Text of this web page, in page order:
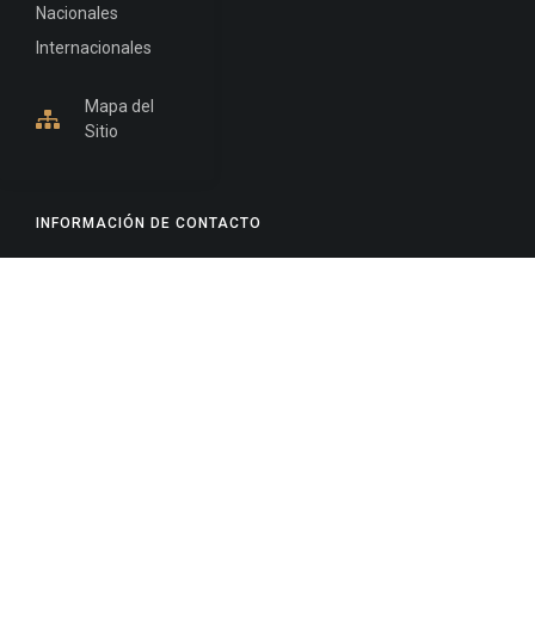
INFORMACIÓN DE CONTACTO
Nacionales
Internacionales
Mapa del
Sitio